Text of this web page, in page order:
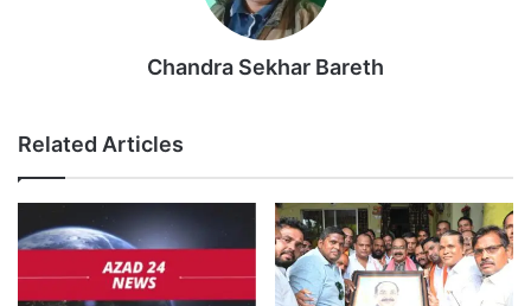
Chandra Sekhar Bareth
Related Articles